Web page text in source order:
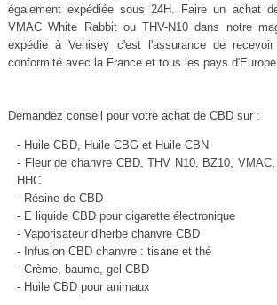
également expédiée sous 24H. Faire un achat
VMAC White Rabbit ou THV-N10 dans notre
expédie à Venisey c'est l'assurance de
conformité avec la France et tous les pays
Demandez conseil pour votre achat de CBD sur :
- Huile CBD, Huile CBG et Huile CBN
- Fleur de chanvre CBD, THV N10, BZ10,
HHC
- Résine de CBD
- E liquide CBD pour cigarette électronique
- Vaporisateur d'herbe chanvre CBD
- Infusion CBD chanvre : tisane et thé
- Crème, baume, gel CBD
- Huile CBD pour animaux